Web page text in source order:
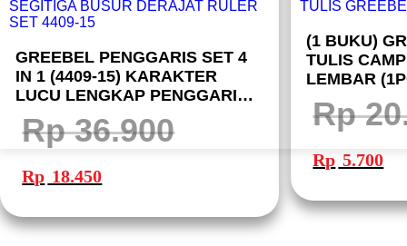
GREEBEL PENGGARIS SET 4
IN 1 (4409-15) KARAKTER
LUCU LENGKAP PENGGARIS
20CM SEGITIGA BUSUR
DERAJAT RULER SET 4409-15
Rp36.900
Harga
adalah:
Rp 36.900.
Rp 18.450ini
adalah:
(1 BUKU)
TULIS
LEMBAR
BOOK B5
GREEBEL
Rp
Harga
adalah:
Rp 20.000.
Rp 5.700ini